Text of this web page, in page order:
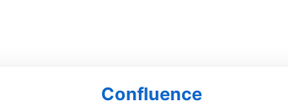
Confluence